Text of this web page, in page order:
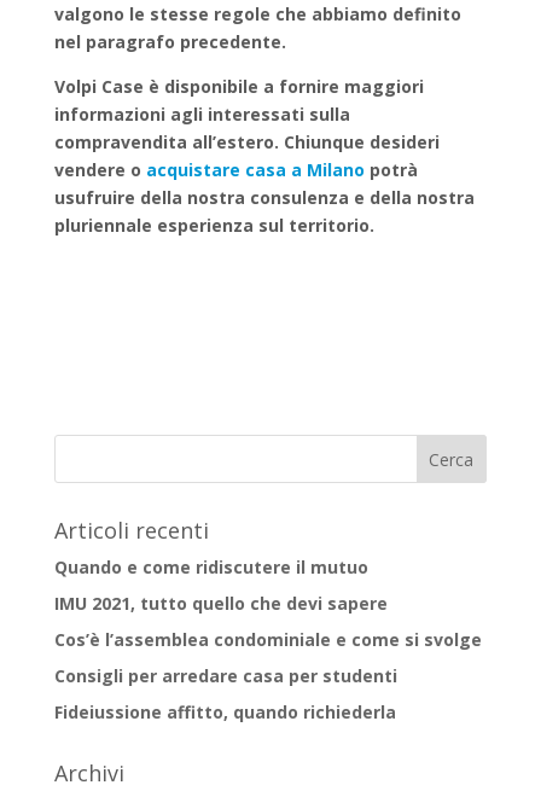
valgono le stesse regole che abbiamo definito
nel paragrafo precedente.
Volpi Case è disponibile a fornire maggiori
informazioni agli interessati sulla
compravendita all’estero. Chiunque desideri
vendere o acquistare casa a Milano potrà
usufruire della nostra consulenza e della nostra
pluriennale esperienza sul territorio.
Articoli recenti
Quando e come ridiscutere il mutuo
IMU 2021, tutto quello che devi sapere
Cos’è l’assemblea condominiale e come si svolge
Consigli per arredare casa per studenti
Fideiussione affitto, quando richiederla
Archivi